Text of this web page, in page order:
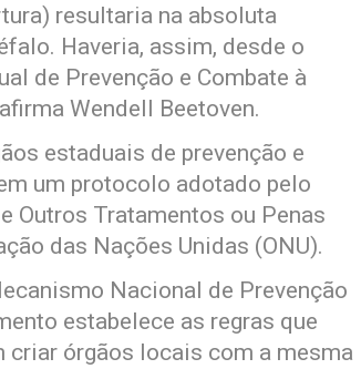
resultaria na absoluta
Haveria, assim, desde o
de Prevenção e Combate à
Wendell Beetoven.
estaduais de prevenção e
um protocolo adotado pelo
Outros Tratamentos ou Penas
das Nações Unidas (ONU).
Nacional de Prevenção
estabelece as regras que
criar órgãos locais com a mesma